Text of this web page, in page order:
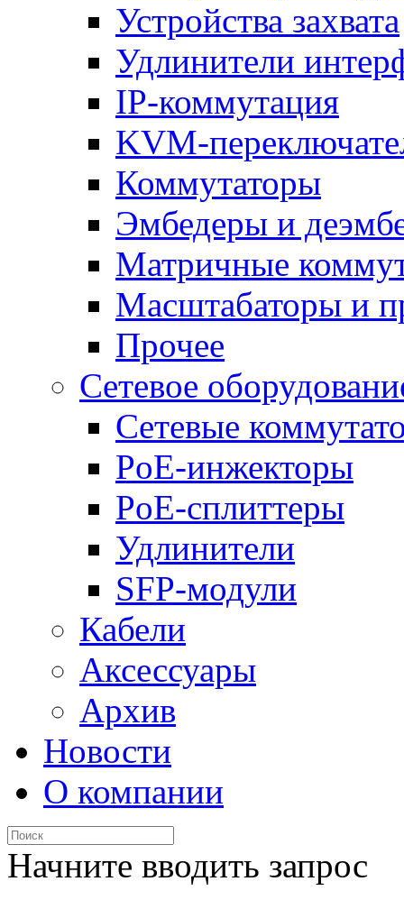
Устройства захвата
Удлинители
IP-коммутация
KVM-
Коммутаторы
Эмбедеры и
Матричные
Масштабаторы и
Прочее
Сетевое
Сетевые
PoE-инжекторы
PoE-сплиттеры
Удлинители
SFP-модули
Кабели
Аксессуары
Архив
Новости
О компании
Начните вводить запрос